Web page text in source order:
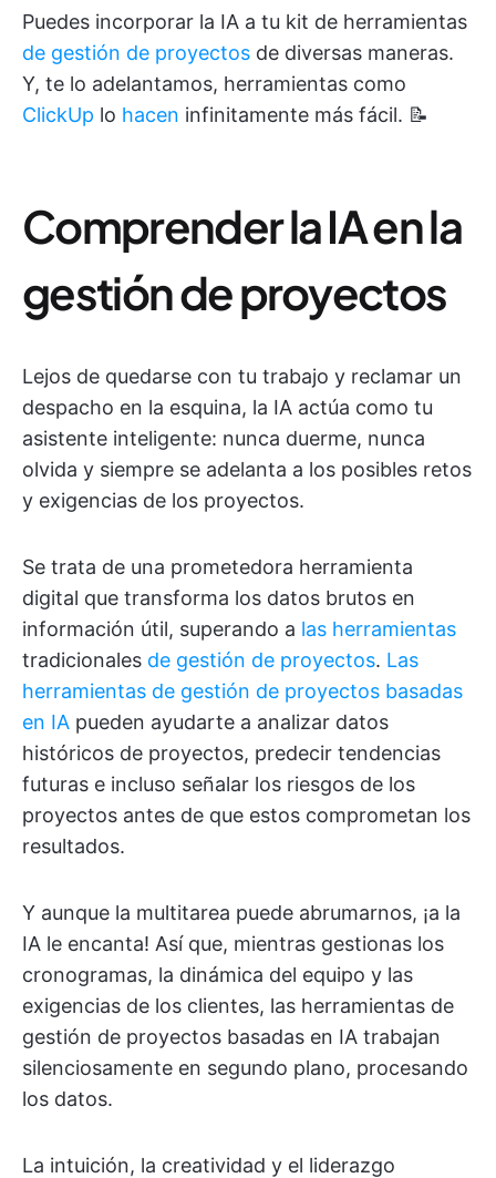
Puedes incorporar la IA a tu kit de herramientas
de gestión de proyectos de diversas maneras.
Y, te lo adelantamos, herramientas como
ClickUp lo hacen infinitamente más fácil. 📝
Comprender la IA en la
gestión de proyectos
Lejos de quedarse con tu trabajo y reclamar un
despacho en la esquina, la IA actúa como tu
asistente inteligente: nunca duerme, nunca
olvida y siempre se adelanta a los posibles retos
y exigencias de los proyectos.
Se trata de una prometedora herramienta
digital que transforma los datos brutos en
información útil, superando a las herramientas
tradicionales de gestión de proyectos. Las
herramientas de gestión de proyectos basadas
en IA pueden ayudarte a analizar datos
históricos de proyectos, predecir tendencias
futuras e incluso señalar los riesgos de los
proyectos antes de que estos comprometan los
resultados.
Y aunque la multitarea puede abrumarnos, ¡a la
IA le encanta! Así que, mientras gestionas los
cronogramas, la dinámica del equipo y las
exigencias de los clientes, las herramientas de
gestión de proyectos basadas en IA trabajan
silenciosamente en segundo plano, procesando
los datos.
La intuición, la creatividad y el liderazgo